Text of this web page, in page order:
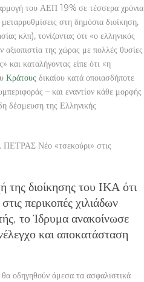
του ΑΕΠ 19% σε τέσσερα χρόνια
στη δημόσια διοίκηση,
κλπ), τονίζοντας ότι «ο ελληνικός
της χώρας με πολλές θυσίες
και καταλήγοντας είπε ότι «η
Κράτους δικαίου κατά οποιασδήποτε
– και εναντίον κάθε μορφής
δέσμευση της Ελληνικής
Νέο «τσεκούρι» στις
διοίκησης του ΙΚΑ ότι
περικοπές χιλιάδων
το Ίδρυμα ανακοίνωσε
και αποκατάσταση
οδηγηθούν άμεσα τα ασφαλιστικά